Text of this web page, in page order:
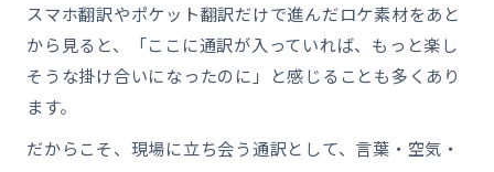
スマホ翻訳やポケット翻訳だけで進んだロケ素材をあと
から見ると、「ここに通訳が入っていれば、もっと楽し
そうな掛け合いになったのに」と感じることも多くあり
ます。
だからこそ、現場に立ち会う通訳として、言葉・空気・